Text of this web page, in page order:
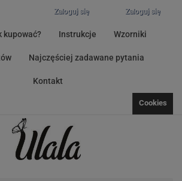
Zaloguj się
Zaloguj się
kupować? Instrukcje Wzorniki
Najczęściej zadawane pytania
Kontakt
Cookies